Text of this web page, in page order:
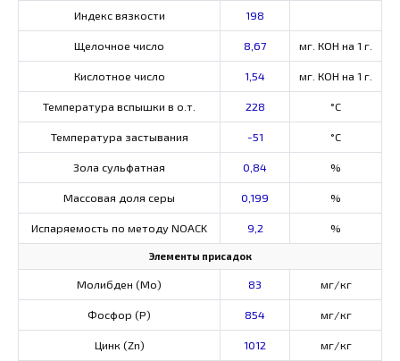
Индекс вязкости 198
Щелочное число 8,67 мг. КОН на 1 г.
Кислотное число 1,54 мг. КОН на 1 г.
Температура вспышки в о.т. 228 °C
Температура застывания -51 °C
Зола сульфатная 0,84 %
Массовая доля серы 0,199 %
Испаряемость по методу NOACK 9,2 %
Элементы присадок
Молибден (Мо) 83 мг/кг
Фосфор (Р) 854 мг/кг
Цинк (Zn) 1012 мг/кг